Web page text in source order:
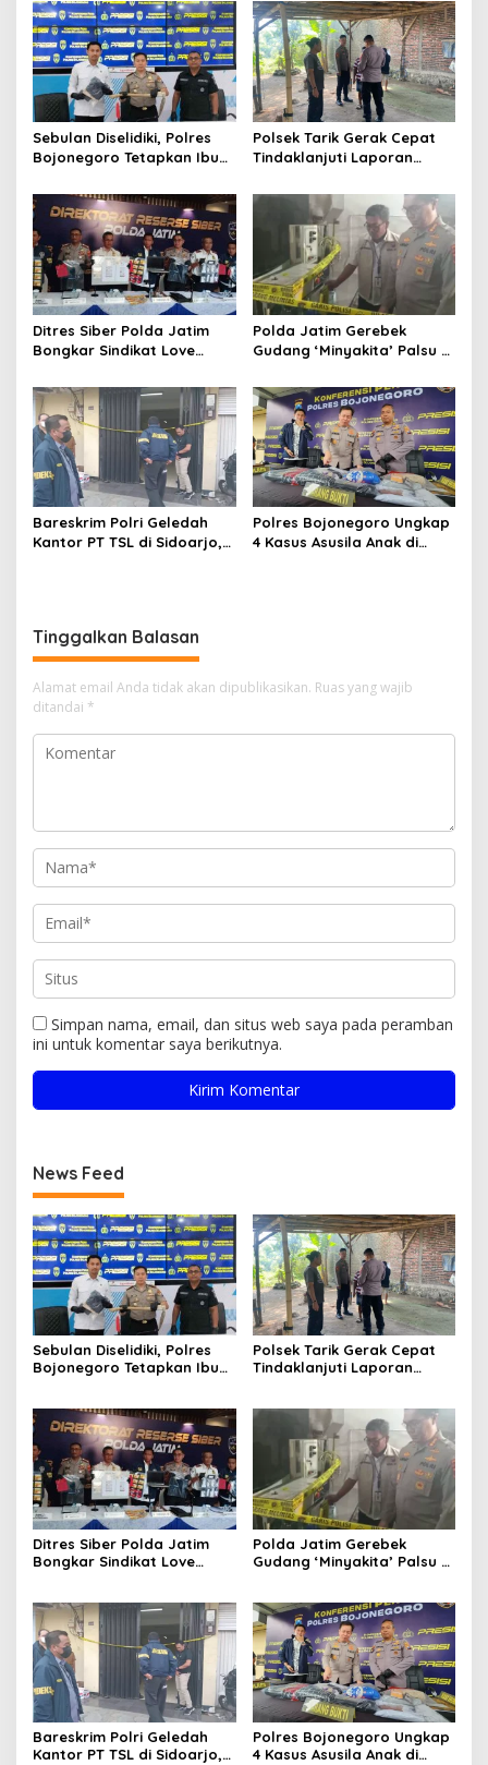
i
p
o
s
Sebulan Diselidiki, Polres
Bojonegoro Tetapkan Ibu
Tersangka Dugaan Aborsi
Polsek Tarik Gerak Cepat
Tindaklanjuti Laporan
Hasil Pengecekan Nihil
Aktivitas Perjudian
Ditres Siber Polda Jatim
Bongkar Sindikat Love
Libatkan WNA Ghana dan
Pantai Gading
Polda Jatim Gerebek
Gudang ‘Minyakita’ Palsu di
dan Tak Berizin
Bareskrim Polri Geledah
Kantor PT TSL di Sidoarjo,
Polres Bojonegoro Ungkap
4 Kasus Asusila Anak di
Tinggalkan Balasan
Alamat email Anda tidak akan dipublikasikan. Ruas yang wajib
ditandai *
Simpan nama, email, dan situs web saya pada peramban
ini untuk komentar saya berikutnya.
News Feed
Sebulan Diselidiki, Polres
Bojonegoro Tetapkan Ibu
Polsek Tarik Gerak Cepat
Tindaklanjuti Laporan
Aktivitas Perjudian
Ditres Siber Polda Jatim
Bongkar Sindikat Love
Pantai Gading
Polda Jatim Gerebek
Gudang ‘Minyakita’ Palsu di
Bareskrim Polri Geledah
Kantor PT TSL di Sidoarjo,
Polres Bojonegoro Ungkap
4 Kasus Asusila Anak di